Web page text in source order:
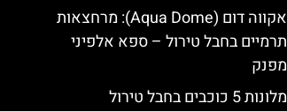
אקווה דום (Aqua Dome): מרחצאות
תרמיים בחבל טירול – ספא אלפיני
מפנק
מלונות 5 כוכבים בחבל טירול